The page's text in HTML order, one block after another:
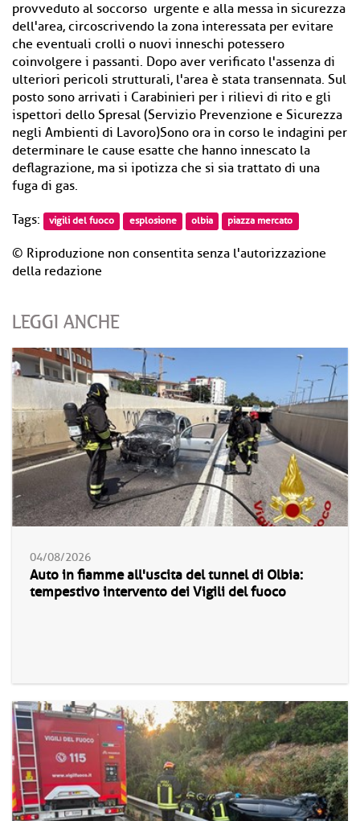
provveduto al soccorso urgente e alla messa in sicurezza
dell'area, circoscrivendo la zona interessata per evitare
che eventuali crolli o nuovi inneschi potessero
coinvolgere i passanti. Dopo aver verificato l'assenza di
ulteriori pericoli strutturali, l'area è stata transennata. Sul
posto sono arrivati i Carabinieri per i rilievi di rito e gli
ispettori dello Spresal (Servizio Prevenzione e Sicurezza
negli Ambienti di Lavoro)Sono ora in corso le indagini per
determinare le cause esatte che hanno innescato la
deflagrazione, ma si ipotizza che si sia trattato di una
fuga di gas.
Tags: vigili del fuoco esplosione olbia piazza mercato
© Riproduzione non consentita senza l'autorizzazione
della redazione
LEGGI ANCHE
04/08/2026
Auto in fiamme all'uscita del tunnel di Olbia:
tempestivo intervento dei Vigili del fuoco